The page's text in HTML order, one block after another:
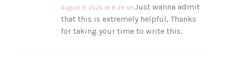
August 8, 2026 at 8:29 amJust wanna admit
that this is extremely helpful, Thanks
for taking your time to write this.